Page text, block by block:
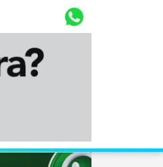
Diário Corumbaense